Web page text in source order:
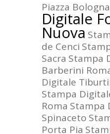
Piazza Bologna
Digitale
Nuova
de Cenci
Sacra Stampa
Barberini
Digitale
Stampa
Roma Stampa
Spinaceto
Porta Pia